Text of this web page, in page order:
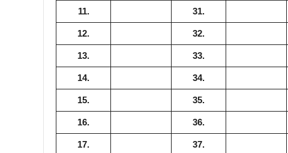
11. 31.
12. 32.
13. 33.
14. 34.
15. 35.
16. 36.
17. 37.